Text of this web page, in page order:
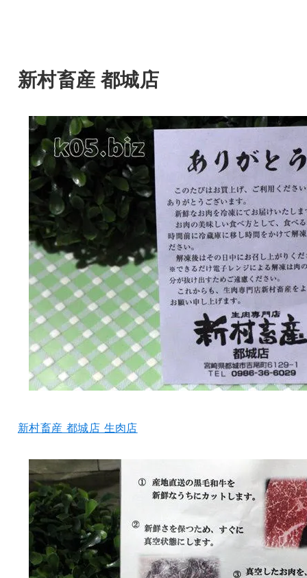
新村畜産 都城店
新村畜産 都城店 生肉店